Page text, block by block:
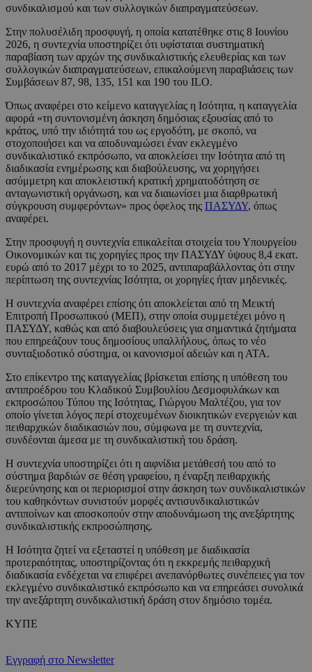
συνδικαλισμού και των συλλογικών διαπραγματεύσεων.
Στην πολυσέλιδη προσφυγή, η οποία κατατέθηκε στις 8 Ιουνίου
2026, η συντεχνία υποστηρίζει ότι υφίσταται συστηματική
παραβίαση των αρχών της συνδικαλιστικής ελευθερίας και των
συλλογικών διαπραγματεύσεων, επικαλούμενη παραβιάσεις των
Συμβάσεων 87, 98, 135, 151 και 190 του ILO.
Όπως αναφέρει στο κείμενο καταγγελίας η Ισότητα, η καταγγελία
αφορά «τη συντονισμένη άσκηση δημόσιας εξουσίας από το
κράτος, υπό την ιδιότητά του ως εργοδότη, με σκοπό, να
στοχοποιήσει και να αποδυναμώσει έναν εκλεγμένο
συνδικαλιστικό εκπρόσωπο, να αποκλείσει την Ισότητα από τη
διαδικασία ενημέρωσης και διαβούλευσης, να χορηγήσει
ασύμμετρη και αποκλειστική κρατική χρηματοδότηση σε
ανταγωνιστική οργάνωση, και να διαιωνίσει μια διαρθρωτική
σύγκρουση συμφερόντων» προς όφελος της ΠΑΣΥΔΥ, όπως
αναφέρει.
Στην προσφυγή η συντεχνία επικαλείται στοιχεία του Υπουργείου
Οικονομικών και τις χορηγίες προς την ΠΑΣΥΔΥ ύψους 8,4 εκατ.
ευρώ από το 2017 μέχρι το το 2025, αντιπαραβάλλοντας ότι στην
περίπτωση της συντεχνίας Ισότητα, οι χορηγίες ήταν μηδενικές.
Η συντεχνία αναφέρει επίσης ότι αποκλείεται από τη Μεικτή
Επιτροπή Προσωπικού (ΜΕΠ), στην οποία συμμετέχει μόνο η
ΠΑΣΥΔΥ, καθώς και από διαβουλεύσεις για σημαντικά ζητήματα
που επηρεάζουν τους δημοσίους υπαλλήλους, όπως το νέο
συνταξιοδοτικό σύστημα, οι κανονισμοί αδειών και η ΑΤΑ.
Στο επίκεντρο της καταγγελίας βρίσκεται επίσης η υπόθεση του
αντιπροέδρου του Κλαδικού Συμβουλίου Δεσμοφυλάκων και
εκπροσώπου Τύπου της Ισότητας, Γιώργου Μαλτέζου, για τον
οποίο γίνεται λόγος περί στοχευμένων διοικητικών ενεργειών και
πειθαρχικών διαδικασιών που, σύμφωνα με τη συντεχνία,
συνδέονται άμεσα με τη συνδικαλιστική του δράση.
Η συντεχνία υποστηρίζει ότι η αιφνίδια μετάθεσή του από το
σύστημα βαρδιών σε θέση γραφείου, η έναρξη πειθαρχικής
διερεύνησης και οι περιορισμοί στην άσκηση των συνδικαλιστικών
του καθηκόντων συνιστούν μορφές αντισυνδικαλιστικών
αντιποίνων και αποσκοπούν στην αποδυνάμωση της ανεξάρτητης
συνδικαλιστικής εκπροσώπησης.
Η Ισότητα ζητεί να εξεταστεί η υπόθεση με διαδικασία
προτεραιότητας, υποστηρίζοντας ότι η εκκρεμής πειθαρχική
διαδικασία ενδέχεται να επιφέρει ανεπανόρθωτες συνέπειες για τον
εκλεγμένο συνδικαλιστικό εκπρόσωπο και να επηρεάσει συνολικά
την ανεξάρτητη συνδικαλιστική δράση στον δημόσιο τομέα.
ΚΥΠΕ
Εγγραφή στο Newsletter